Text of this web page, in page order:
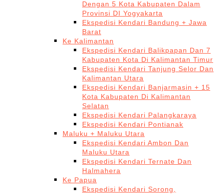
Dengan 5 Kota Kabupaten Dalam
Provinsi DI Yogyakarta
Ekspedisi Kendari Bandung + Jawa
Barat
Ke Kalimantan
Ekspedisi Kendari Balikpapan Dan 7
Kabupaten Kota Di Kalimantan Timur
Ekspedisi Kendari Tanjung Selor Dan
Kalimantan Utara
Ekspedisi Kendari Banjarmasin + 15
Kota Kabupaten Di Kalimantan
Selatan
Ekspedisi Kendari Palangkaraya
Ekspedisi Kendari Pontianak
Maluku + Maluku Utara
Ekspedisi Kendari Ambon Dan
Maluku Utara
Ekspedisi Kendari Ternate Dan
Halmahera
Ke Papua
Ekspedisi Kendari Sorong,